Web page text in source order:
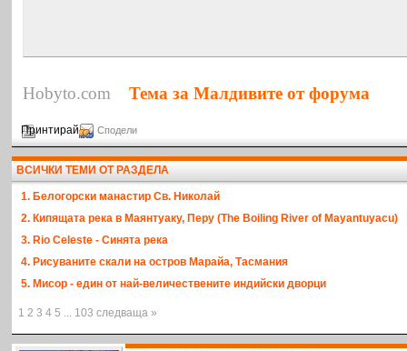
Hobyto.com Тема за Малдивите от форума
Принтирай Сподели
ВСИЧКИ ТЕМИ ОТ РАЗДЕЛА
1. Белогорски манастир Св. Николай
2. Кипящата река в Маянтуаку, Перу (The Boiling River of Mayantuyacu)
3. Rio Celeste - Синята река
4. Рисуваните скали на остров Марайа, Тасмания
5. Мисор - един от най-величествените индийски дворци
1 2 3 4 5 ... 103 следваща »